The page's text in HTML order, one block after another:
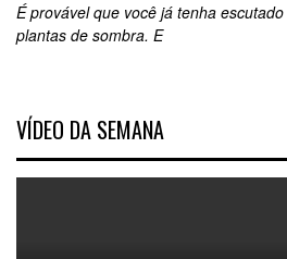
É provável que você já tenha
plantas de sombra. E
VÍDEO DA SEMANA